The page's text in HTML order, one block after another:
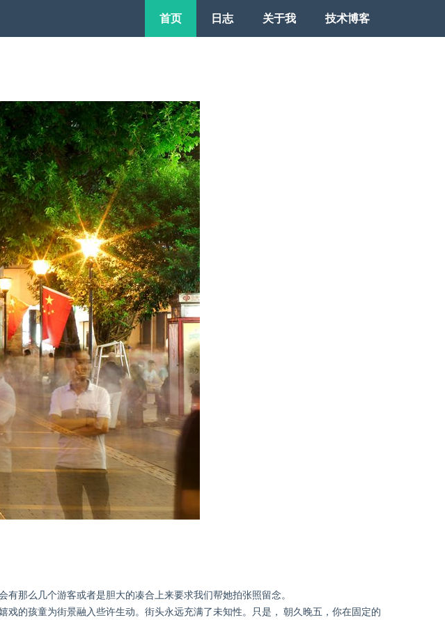
首页 日志 关于我 技术博客
那么几个游客或者是胆大的凑合上来要求我们帮她拍张照留念。
的孩童为街景融入些许生动。街头永远充满了未知性。只是， 朝久晚五，你在固定的